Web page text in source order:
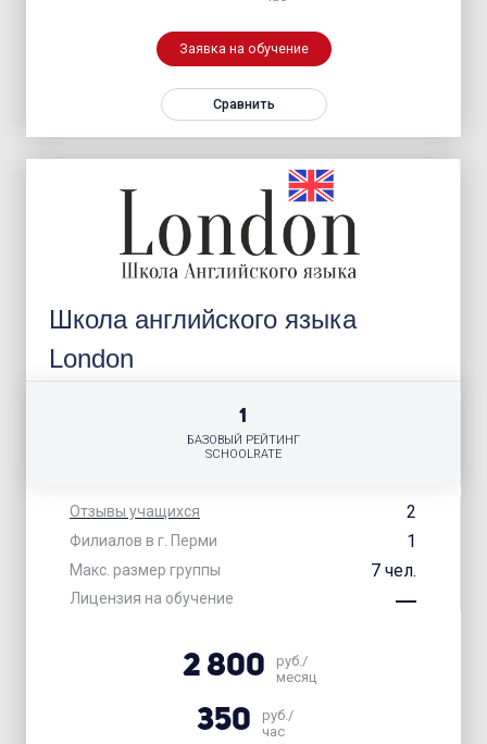
Заявка на обучение
Сравнить
Школа английского языка
London
Отзывы учащихся 2
Филиалов в г. Перми 1
Макс. размер группы 7 чел.
Лицензия на обучение
1
БАЗОВЫЙ РЕЙТИНГ
SCHOOLRATE
2 800
руб./
месяц
350
руб./
час